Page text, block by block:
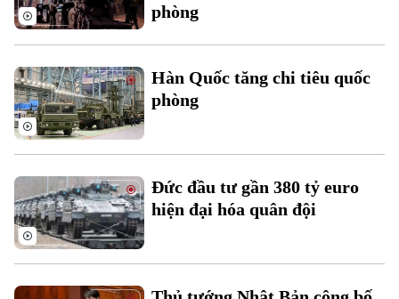
Tòa soạn
0865.116.699 (hotline) 0865.116.699
phòng
Hàn Quốc tăng chi tiêu quốc
phòng
Đức đầu tư gần 380 tỷ euro
hiện đại hóa quân đội